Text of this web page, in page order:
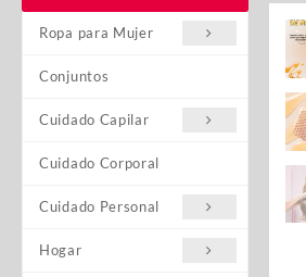
Ropa para Mujer
Conjuntos
Cuidado Capilar
Cuidado Corporal
Cuidado Personal
Hogar